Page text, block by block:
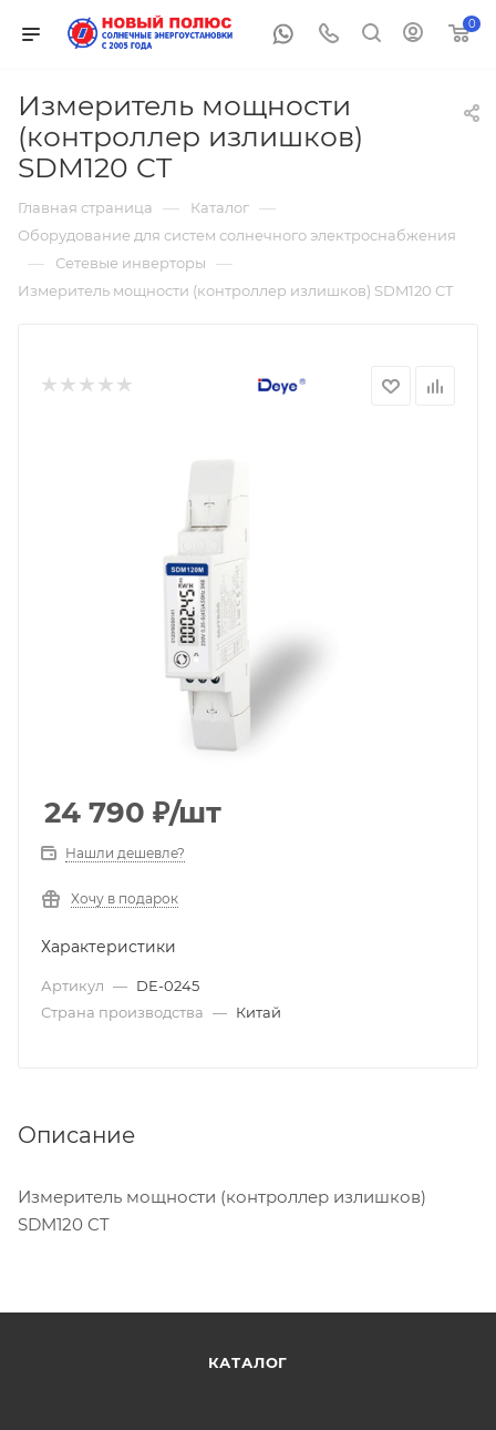
0
Измеритель мощности
(контроллер излишков)
SDM120 CT
Главная страница — Каталог —
Оборудование для систем солнечного электроснабжения
— Сетевые инверторы —
Измеритель мощности (контроллер излишков) SDM120 CT
24 790 ₽/шт
Нашли дешевле?
Хочу в подарок
Характеристики
Артикул — DE-0245
Страна производства — Китай
Описание
Измеритель мощности (контроллер излишков)
SDM120 CT
КАТАЛОГ